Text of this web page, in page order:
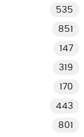
535
851
147
319
170
443
801